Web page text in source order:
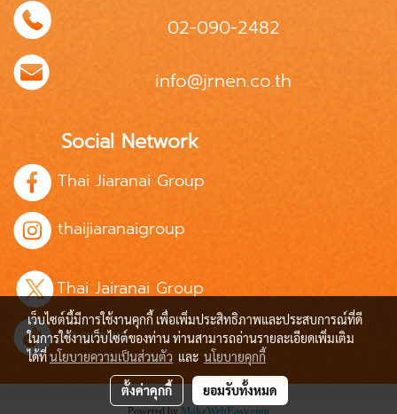
02-090-2482
info@jrnen.co.th
Social Network
Thai Jiaranai Group
thaijiaranaigroup
Thai Jairanai Group
jrn.group
เว็บไซต์นี้มีการใช้งานคุกกี้ เพื่อเพิ่มประสิทธิภาพและประสบการณ์ที่ดี
ในการใช้งานเว็บไซต์ของท่าน ท่านสามารถอ่านรายละเอียดเพิ่มเติม
ได้ที่นโยบายความเป็นส่วนตัว และ นโยบายคุกกี้
ตั้งค่าคุกกี้ ยอมรับทั้งหมด